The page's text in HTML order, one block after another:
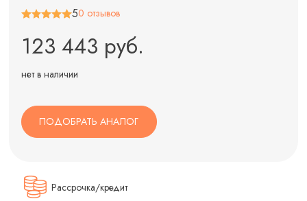
50 отзывов
123 443 руб.
нет в наличии
ПОДОБРАТЬ АНАЛОГ
Рассрочка/кредит